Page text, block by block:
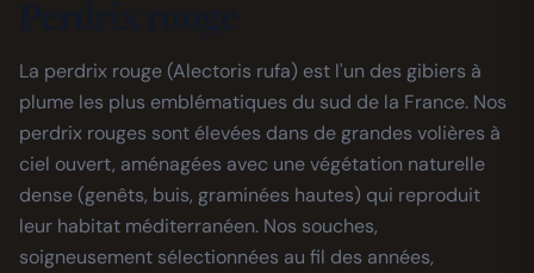
La perdrix rouge (Alectoris rufa) est l'un des gibiers à
plume les plus emblématiques du sud de la France. Nos
perdrix rouges sont élevées dans de grandes volières à
ciel ouvert, aménagées avec une végétation naturelle
dense (genêts, buis, graminées hautes) qui reproduit
leur habitat méditerranéen. Nos souches,
soigneusement sélectionnées au fil des années,